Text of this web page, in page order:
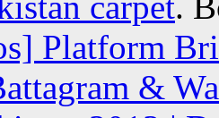
Platform
&